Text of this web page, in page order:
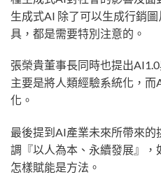
生成式AI 除了可以生成行銷
具，都是需要特別注意的。
張榮貴董事長同時也提出
主要是將人類經驗系統化，
化。
最後提到AI產業未來所帶來
調『以人為本、永續發展』，
怎樣賦能是方法。